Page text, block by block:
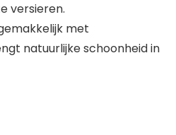
versieren.
gemakkelijk met
natuurlijke schoonheid in